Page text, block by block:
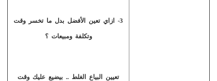
3- ازاي تعين الأفضل بدل ما تخسر وقت
وتكلفة ومبيعات ؟
تعيين البياع الغلط .. بيضيع عليك وقت